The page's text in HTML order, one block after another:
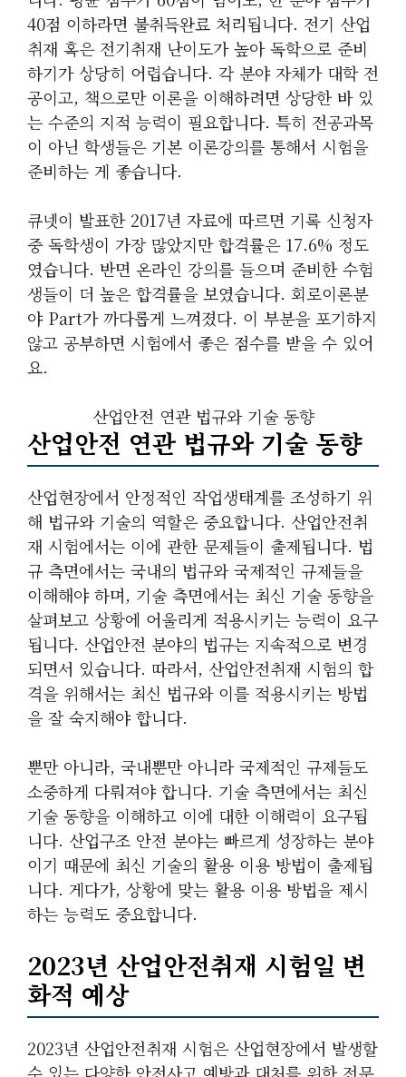
40점 이하라면 불취득완료 처리됩니다. 전기 산업
취재 혹은 전기취재 난이도가 높아 독학으로 준비
하기가 상당히 어렵습니다. 각 분야 자체가 대학 전
공이고, 책으로만 이론을 이해하려면 상당한 바 있
는 수준의 지적 능력이 필요합니다. 특히 전공과목
이 아닌 학생들은 기본 이론강의를 통해서 시험을
준비하는 게 좋습니다.
큐넷이 발표한 2017년 자료에 따르면 기록 신청자
중 독학생이 가장 많았지만 합격률은 17.6% 정도
였습니다. 반면 온라인 강의를 들으며 준비한 수험
생들이 더 높은 합격률을 보였습니다. 회로이론분
야 Part가 까다롭게 느껴졌다. 이 부분을 포기하지
않고 공부하면 시험에서 좋은 점수를 받을 수 있어
요.
산업안전 연관 법규와 기술 동향
산업안전 연관 법규와 기술 동향
산업현장에서 안정적인 작업생태계를 조성하기 위
해 법규와 기술의 역할은 중요합니다. 산업안전취
재 시험에서는 이에 관한 문제들이 출제됩니다. 법
규 측면에서는 국내의 법규와 국제적인 규제들을
이해해야 하며, 기술 측면에서는 최신 기술 동향을
살펴보고 상황에 어울리게 적용시키는 능력이 요구
됩니다. 산업안전 분야의 법규는 지속적으로 변경
되면서 있습니다. 따라서, 산업안전취재 시험의 합
격을 위해서는 최신 법규와 이를 적용시키는 방법
을 잘 숙지해야 합니다.
뿐만 아니라, 국내뿐만 아니라 국제적인 규제들도
소중하게 다뤄져야 합니다. 기술 측면에서는 최신
기술 동향을 이해하고 이에 대한 이해력이 요구됩
니다. 산업구조 안전 분야는 빠르게 성장하는 분야
이기 때문에 최신 기술의 활용 이용 방법이 출제됩
니다. 게다가, 상황에 맞는 활용 이용 방법을 제시
하는 능력도 중요합니다.
2023년 산업안전취재 시험일 변
화적 예상
2023년 산업안전취재 시험은 산업현장에서 발생할